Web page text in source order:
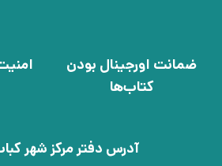
ضمانت اورجینال بودن
کتاب‌ها
آدرس دفتر مرکز شهر